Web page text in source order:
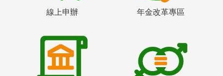
線上申辦 年金改革專區